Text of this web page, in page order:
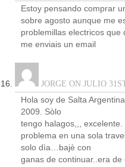
Estoy pensando comprar
sobre agosto aunque me
problemillas electricos
me enviais un email
JORGE ON JULIO
Hola soy de Salta
2009. Sòlo
tengo halagos,,,
problema en una sola
solo dìa…bajè con
ganas de continuar..era de